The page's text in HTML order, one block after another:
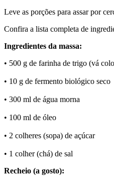
Leve as porções para assar por
Confira a lista completa de
Ingredientes da massa:
• 500 g de farinha de trigo (vá
• 10 g de fermento biológico seco
• 300 ml de água morna
• 100 ml de óleo
• 2 colheres (sopa) de açúcar
• 1 colher (chá) de sal
Recheio (a gosto):